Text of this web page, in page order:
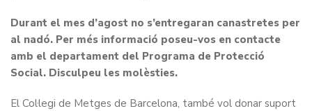
Durant el mes d’agost no s’entregaran canastretes per
al nadó. Per més informació poseu-vos en contacte
amb el departament del Programa de Protecció
Social. Disculpeu les molèsties.
El Col·legi de Metges de Barcelona, també vol donar suport